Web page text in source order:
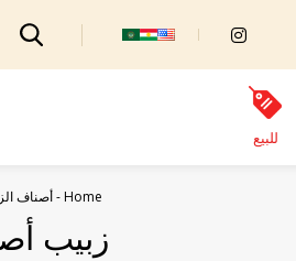
للبيع
Home
-أصناف
زبيب أصفر